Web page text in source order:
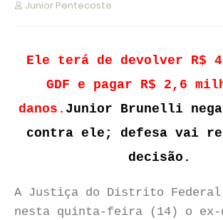
Junior Pentecoste
Ele terá de devolver R$
GDF e pagar R$ 2,6
danos. Junior Brunelli nega
contra ele; defesa vai
decisão.
A Justiça do Distrito Federal
nesta quinta-feira (14) o ex-